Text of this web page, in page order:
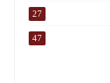
27
47